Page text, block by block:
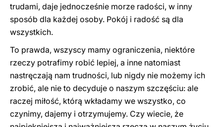
trudami, daje jednocześnie morze radości, w inny
sposób dla każdej osoby. Pokój i radość są dla
wszystkich.
To prawda, wszyscy mamy ograniczenia, niektóre
rzeczy potrafimy robić lepiej, a inne natomiast
nastręczają nam trudności, lub nigdy nie możemy ich
zrobić, ale nie to decyduje o naszym szczęściu: ale
raczej miłość, którą wkładamy we wszystko, co
czynimy, dajemy i otrzymujemy. Czy wiecie, że